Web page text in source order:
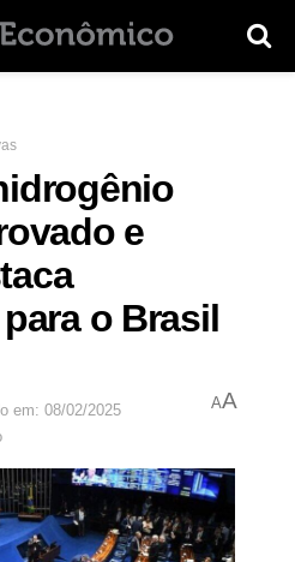
e
o Brasil
em: 08/02/2025
AA